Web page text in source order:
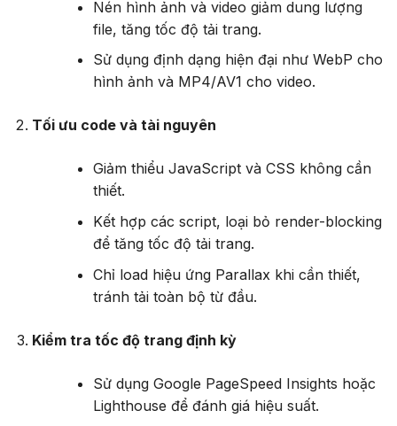
Nén hình ảnh và video giảm dung lượng
file, tăng tốc độ tải trang.
Sử dụng định dạng hiện đại như WebP cho
hình ảnh và MP4/AV1 cho video.
Tối ưu code và tài nguyên
Giảm thiểu JavaScript và CSS không cần
thiết.
Kết hợp các script, loại bỏ render-blocking
để tăng tốc độ tải trang.
Chỉ load hiệu ứng Parallax khi cần thiết,
tránh tải toàn bộ từ đầu.
Kiểm tra tốc độ trang định kỳ
Sử dụng Google PageSpeed Insights hoặc
Lighthouse để đánh giá hiệu suất.